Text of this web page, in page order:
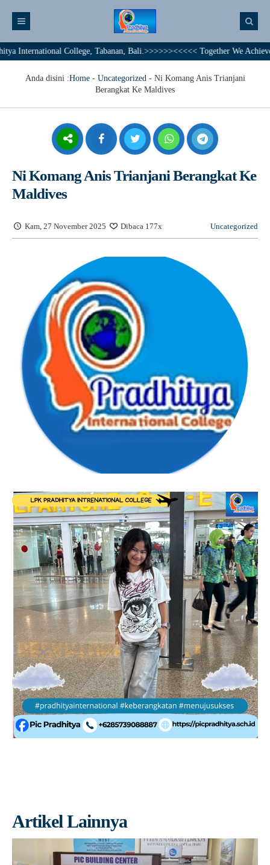
College, Tabanan, Bali.>>>>>><<<<< Together We Achieve A
Anda disini :Home- Uncategorized- Ni Komang Anis Trianjani
Berangkat Ke Maldives
Ni Komang Anis Trianjani Berangkat Ke
Maldives
Kam, 27 November 2025 Dibaca 177x Uncategorized
Artikel Lainnya